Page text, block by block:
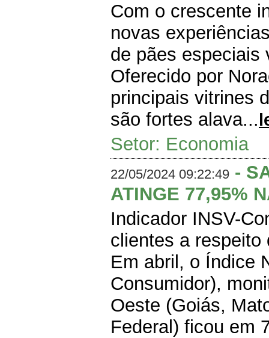
Com o crescente
novas
de pães
Oferecido por
principais vitrines
são fortes alava...
Setor: Economia
22/05/2024 09:22:49 -
ATINGE 77,95%
Indicador INSV-
clientes a
Em abril, o Índice
Consumidor),
Oeste (Goiás,
Federal) ficou em